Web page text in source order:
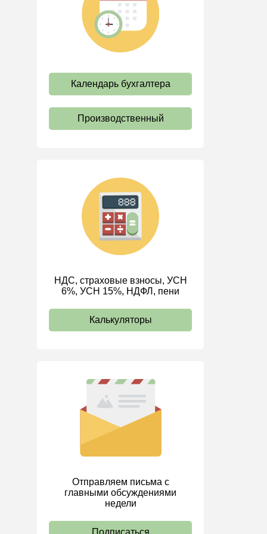
труда
Отпуск и время отдыха
Оплата труда
Ответственность и
взыскания
Пенсии
Трудовые книжки
Кадровые документы и
образцы
Персональные данные
ИП
Календарь бухгалтера
Производственный
НДС, страховые взносы, УСН
6%, УСН 15%, НДФЛ, пени
Калькуляторы
Отправляем письма с
главными обсуждениями
недели
Подписаться